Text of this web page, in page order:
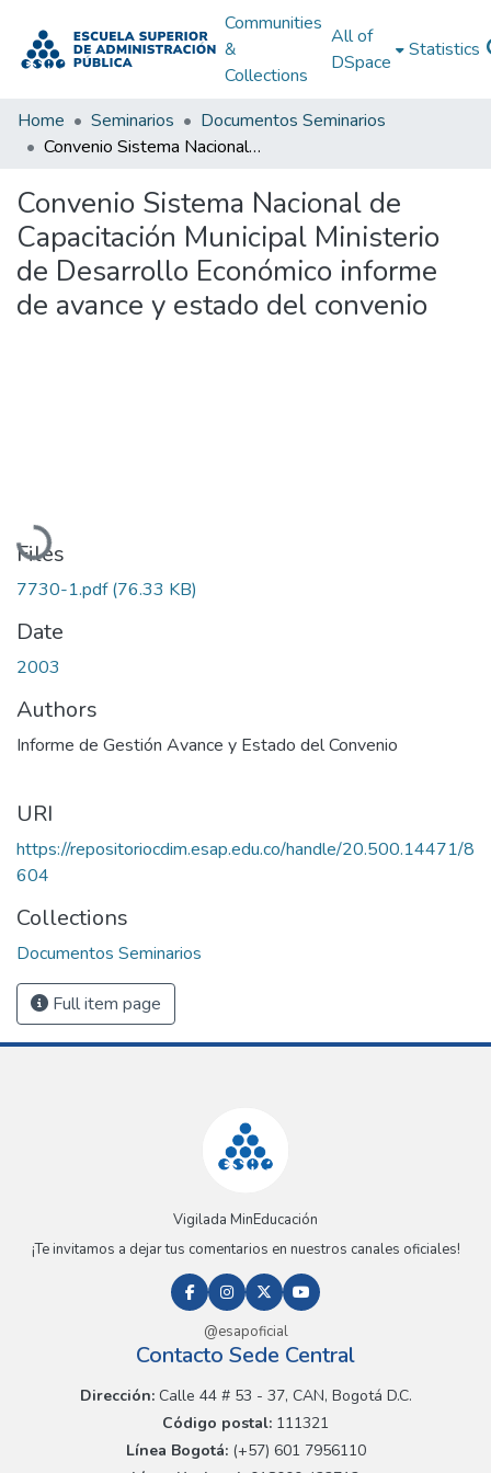
Communities
&
Collections
All of
DSpace
Statistics
Home Seminarios
Documentos Seminarios
Convenio Sistema Nacional de Capacitación Municipal Ministerio de Desarrollo Económico informe de avance y estado del convenio
Convenio Sistema Nacional de
Capacitación Municipal Ministerio
de Desarrollo Económico informe
de avance y estado del convenio
Loading...
Files
7730-1.pdf(76.33 KB)
Date
2003
Authors
Informe de Gestión Avance y Estado del Convenio
URI
https://repositoriocdim.esap.edu.co/handle/20.500.14471/8
604
Collections
Documentos Seminarios
Full item page
Vigilada MinEducación
¡Te invitamos a dejar tus comentarios en nuestros canales oficiales!
@esapoficial
Contacto Sede Central
Dirección:Calle 44 # 53 - 37, CAN, Bogotá D.C.
Código postal: 111321
Línea Bogotá:(+57) 601 7956110